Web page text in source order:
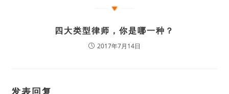
四大类型律师，你是哪一种？
2017年7月14日
发表回复